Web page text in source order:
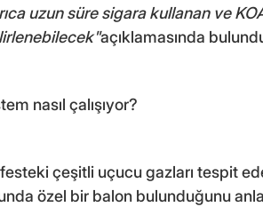
uzun süre sigara kullanan ve
açıklamasında
nasıl çalışıyor?
çeşitli uçucu gazları tespit
özel bir balon bulunduğunu